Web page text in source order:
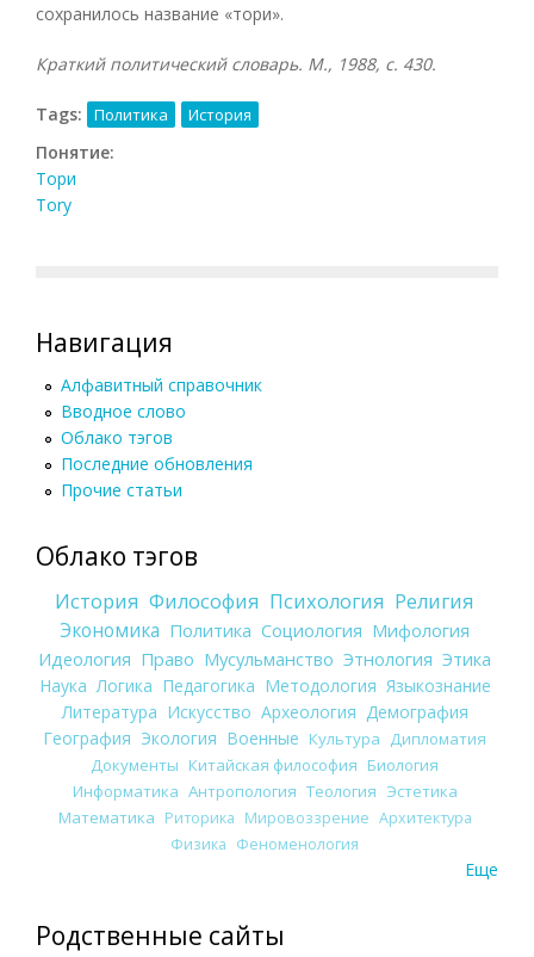
сохранилось название «тори».
Краткий политический словарь. М., 1988, с. 430.
Tags: Политика История
Понятие:
Тори
Tory
Навигация
Алфавитный справочник
Вводное слово
Облако тэгов
Последние обновления
Прочие статьи
Облако тэгов
История Философия Психология Религия
Экономика Политика Социология Мифология
Идеология Право Мусульманство Этнология Этика
Наука Логика Педагогика Методология Языкознание
Литература Искусство Археология Демография
География Экология Военные Культура
Дипломатия
Документы Китайская философия Биология
Информатика Антропология Теология Эстетика
Математика Риторика Мировоззрение Архитектура
Физика Феноменология
Еще
Родственные сайты